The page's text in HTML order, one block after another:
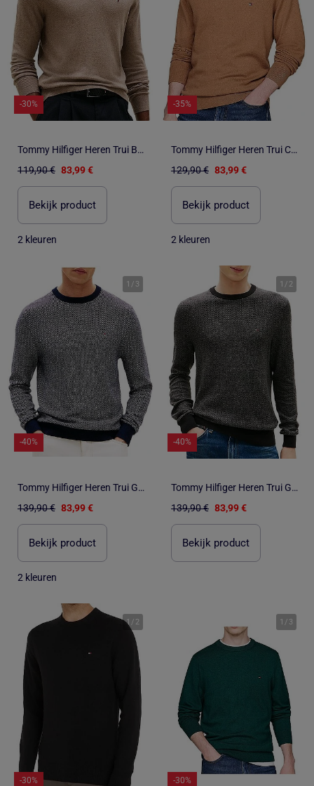
-30%
Tommy Hilfiger Heren Trui Bordeauxrood Pima Katoen MW0MW28047
119,90 € 83,99 €
Bekijk product
2 kleuren
-35%
Tommy Hilfiger Heren Trui Camel Pima Katoen
129,90 € 83,99 €
Bekijk product
2 kleuren
1 / 3
-40%
Tommy Hilfiger Heren Trui Grijs Pima Katoen
139,90 € 83,99 €
Bekijk product
2 kleuren
1 / 2
-40%
Tommy Hilfiger Heren Trui Grijs Pima Katoen
139,90 € 83,99 €
Bekijk product
1 / 2
-30%
1 / 3
-30%